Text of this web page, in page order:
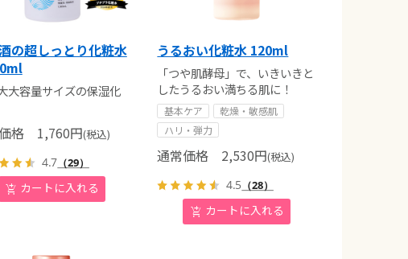
の超しっとり化粧水
大容量サイズの保湿化
格1,760円(税込)
4.7 （29）
うるおい化粧水 120ml
「つや肌酵母」で、いきいきと
したうるおい満ちる肌に！
基本ケア
乾燥・敏感肌
ハリ・弾力
通常価格 2,530円(税込)
4.5 （28）